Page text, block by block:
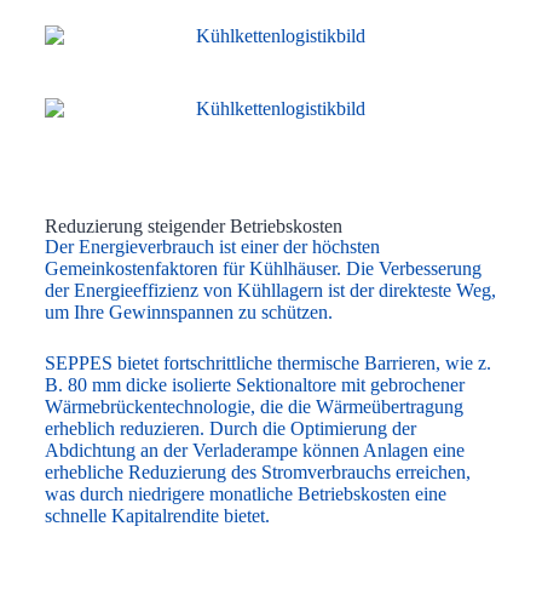
Reduzierung steigender Betriebskosten
Der Energieverbrauch ist einer der höchsten
Gemeinkostenfaktoren für Kühlhäuser. Die Verbesserung
der Energieeffizienz von Kühllagern ist der direkteste Weg,
um Ihre Gewinnspannen zu schützen.
SEPPES bietet fortschrittliche thermische Barrieren, wie z.
B. 80 mm dicke isolierte Sektionaltore mit gebrochener
Wärmebrückentechnologie, die die Wärmeübertragung
erheblich reduzieren. Durch die Optimierung der
Abdichtung an der Verladerampe können Anlagen eine
erhebliche Reduzierung des Stromverbrauchs erreichen,
was durch niedrigere monatliche Betriebskosten eine
schnelle Kapitalrendite bietet.